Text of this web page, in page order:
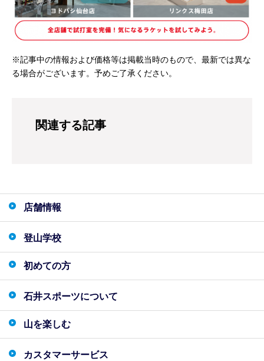
※記事中の情報および価格等は掲載当時のもので、最新では異な
る場合がございます。予めご了承ください。
関連する記事
店舗情報
登山学校
初めての方
石井スポーツについて
山を楽しむ
カスタマーサービス